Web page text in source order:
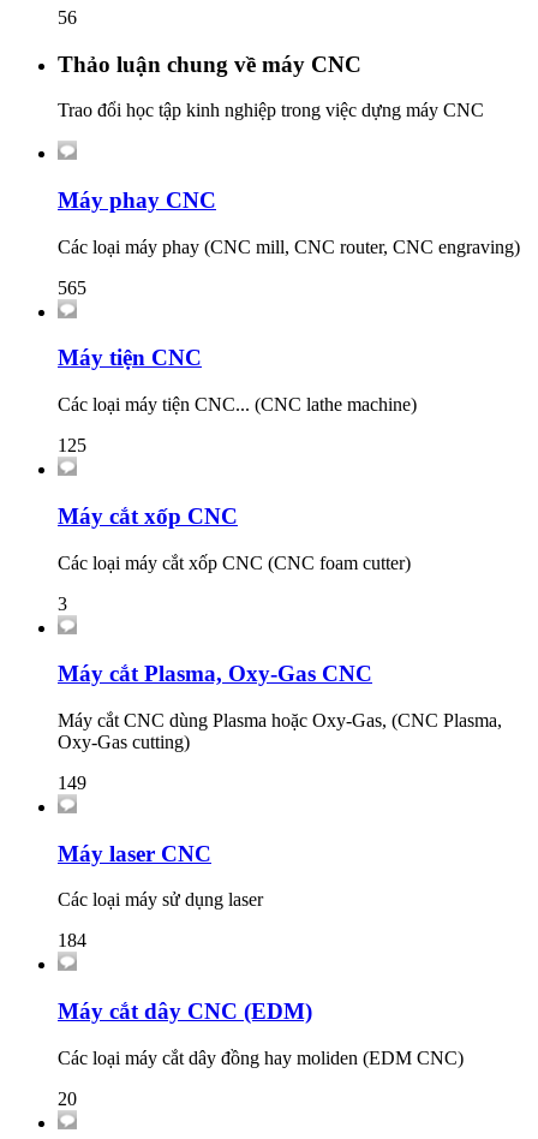
56
Thảo luận chung về máy CNC
Trao đổi học tập kinh nghiệp trong việc dựng máy CNC
Máy phay CNC
Các loại máy phay (CNC mill, CNC router, CNC engraving)
565
Máy tiện CNC
Các loại máy tiện CNC... (CNC lathe machine)
125
Máy cắt xốp CNC
Các loại máy cắt xốp CNC (CNC foam cutter)
3
Máy cắt Plasma, Oxy-Gas CNC
Máy cắt CNC dùng Plasma hoặc Oxy-Gas, (CNC Plasma,
Oxy-Gas cutting)
149
Máy laser CNC
Các loại máy sử dụng laser
184
Máy cắt dây CNC (EDM)
Các loại máy cắt dây đồng hay moliden (EDM CNC)
20